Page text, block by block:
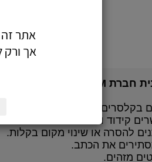
בקלסרים, ספרים ועד'.
קידוד וסידור של מידע לפי
להסרה או שינוי מקום בקלות.
את הכתב.
מזהים.
אתר זה
אך ורק